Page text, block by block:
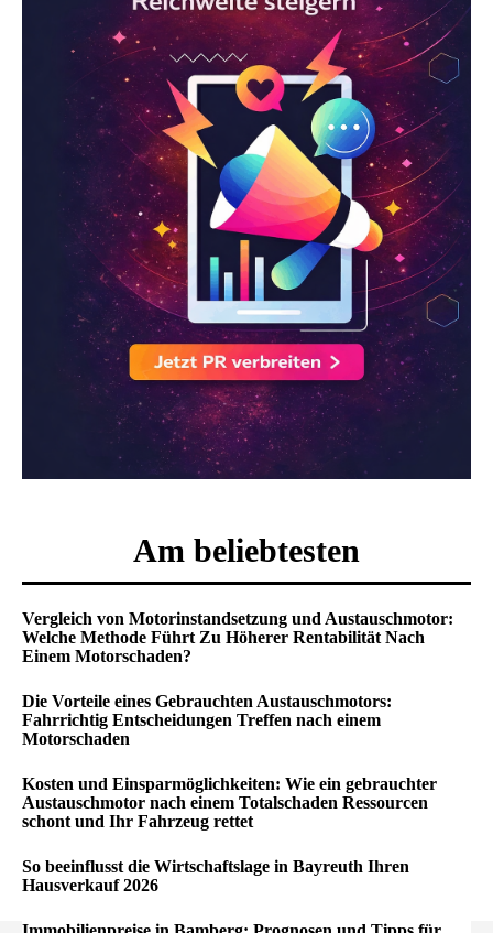
Am beliebtesten
Vergleich von Motorinstandsetzung und Austauschmotor:
Welche Methode Führt Zu Höherer Rentabilität Nach
Einem Motorschaden?
Die Vorteile eines Gebrauchten Austauschmotors:
Fahrrichtig Entscheidungen Treffen nach einem
Motorschaden
Kosten und Einsparmöglichkeiten: Wie ein gebrauchter
Austauschmotor nach einem Totalschaden Ressourcen
schont und Ihr Fahrzeug rettet
So beeinflusst die Wirtschaftslage in Bayreuth Ihren
Hausverkauf 2026